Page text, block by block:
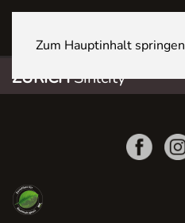
Zum Hauptinhalt springen
ZÜRICHSihlcity